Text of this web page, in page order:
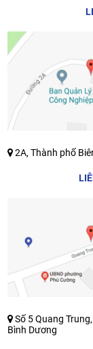
2A, Thành phố
Số 5 Quang
Bình Dương